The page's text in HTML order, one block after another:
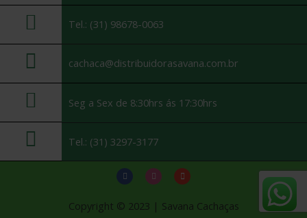
Tel.: (31) 98678-0063
cachaca@distribuidorasavana.com.br
Seg a Sex de 8:30hrs ás 17:30hrs
Tel.: (31) 3297-3177
Copyright © 2023 | Savana Cachaças